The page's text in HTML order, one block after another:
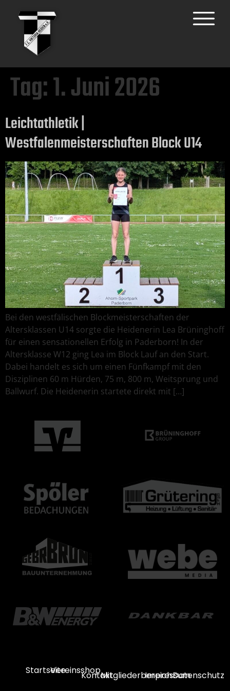
Tag:1. Juni 2026
Leichtathletik |
Westfalenmeisterschaften Block U14
Bei den westfälischen Blockmeisterschaften der
Altersklassen U14 sorgte die Heidenerin Lea Brüninghoff
für einen sensationellen Erfolg in Paderborn! In der
Altersklasse W12 ging Lea im Block Lauf an den Start.
Dabei handelt es sich um einen Fünfkampf mit den
Disziplinen 60 m Hürden, 75 m, 800 m, Weitsprung und
Ballwurf. Die Heidenerin startete direkt mit […]
StartseiteVereinsshop
KontaktMitgliederbereich
ImpressumDatenschutz